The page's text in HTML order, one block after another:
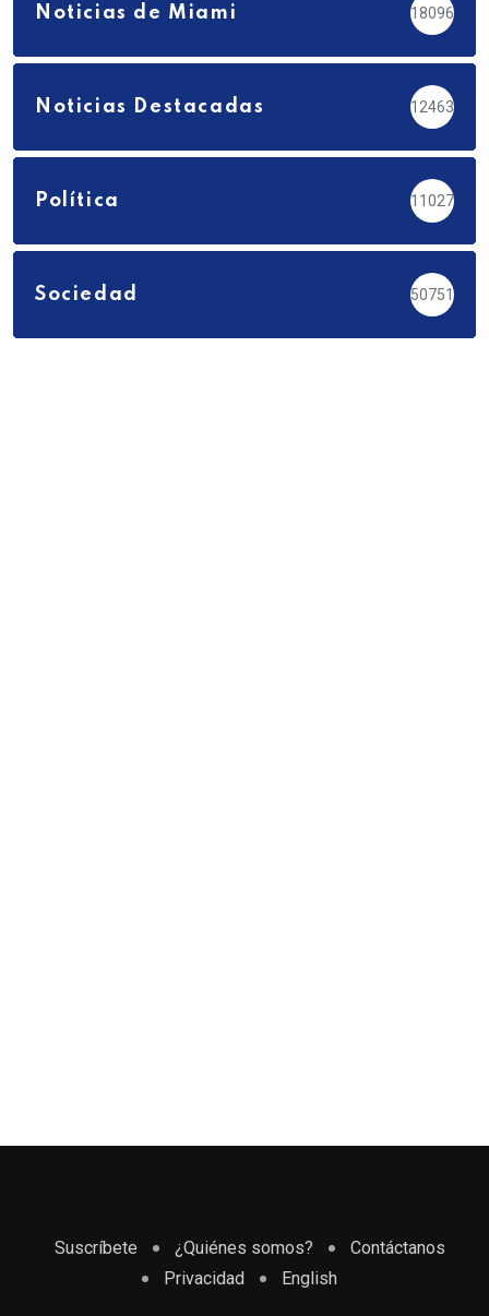
Noticias de Miami 18096
Noticias Destacadas 12463
Política 11027
Sociedad 50751
Suscríbete ¿Quiénes somos?
Contáctanos
Privacidad
English